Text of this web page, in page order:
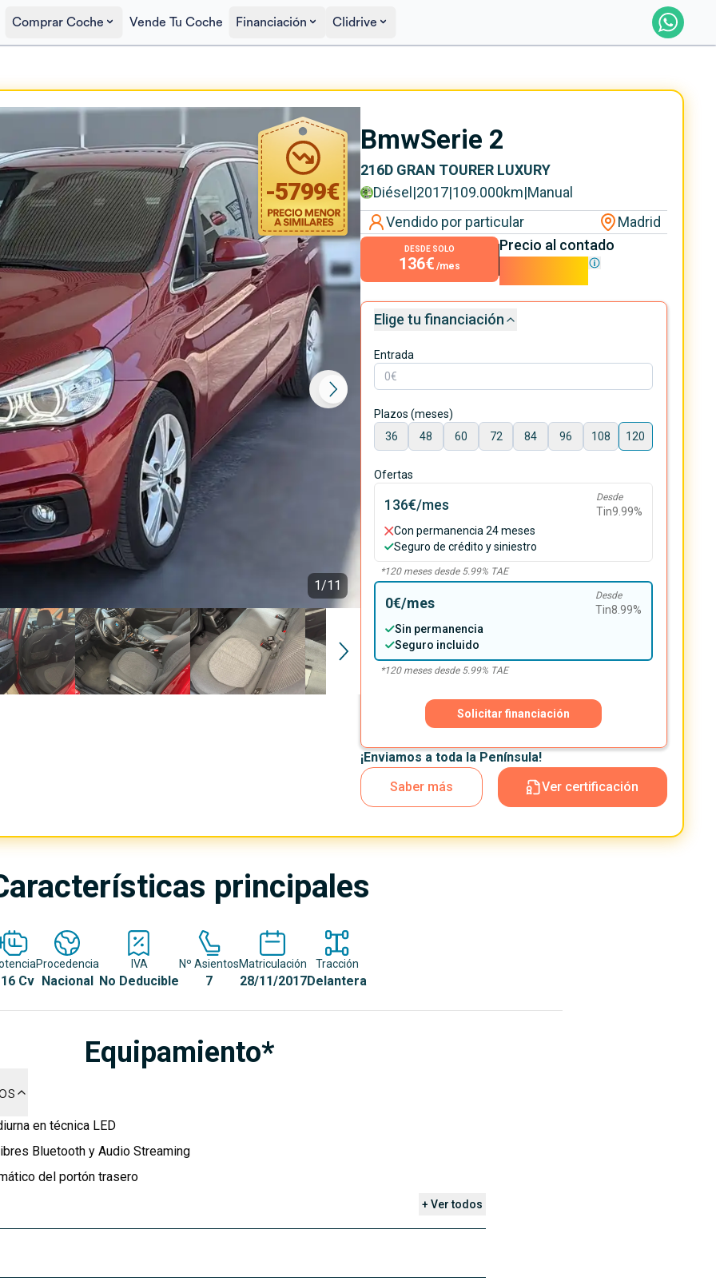
Comprar Coche Vende Tu Coche Financiación Clidrive
1/11
-5799€
12.300€
BmwSerie 2
216D GRAN TOURER LUXURY
Diésel|2017|109.000km|Manual
Vendido por particular
Madrid
DESDE SOLO
136€ /mes
Precio al contado
12.300€
Elige tu financiación
Entrada
Plazos (meses)
36
48 60 72 84 96 108 120
Ofertas
136€/mes Desde
Tin9.99%
Con permanencia 24 meses
Seguro de crédito y siniestro
*120meses desde 5.99% TAE
0€/mes Desde
Tin8.99%
Sin permanencia
Seguro incluido
*120meses desde 5.99% TAE
Solicitar financiación
¡Enviamos a toda la Península!
Saber más
Ver certificación
principales
Cv
Procedencia
Nacional
IVA
No Deducible
Nº Asientos
7
Matriculación
28/11/2017
Tracción
Delantera
Equipamiento*
en técnica LED
Bluetooth y Audio Streaming
del portón trasero
+ Ver todos